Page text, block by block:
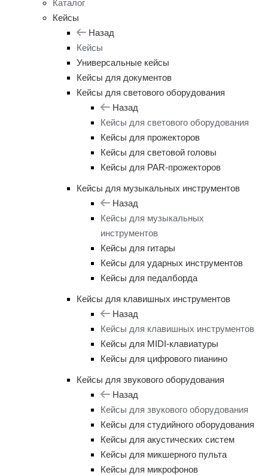
Каталог
Кейсы
Назад
Кейсы
Универсальные кейсы
Кейсы для документов
Кейсы для светового оборудования
Назад
Кейсы для светового оборудования
Кейсы для прожекторов
Кейсы для световой головы
Кейсы для PAR-прожекторов
Кейсы для музыкальных инструментов
Назад
Кейсы для музыкальных
инструментов
Кейсы для гитары
Кейсы для ударных инструментов
Кейсы для педалборда
Кейсы для клавишных инструментов
Назад
Кейсы для клавишных инструментов
Кейсы для MIDI-клавиатуры
Кейсы для цифрового пианино
Кейсы для звукового оборудования
Назад
Кейсы для звукового оборудования
Кейсы для студийного оборудования
Кейсы для акустических систем
Кейсы для микшерного пульта
Кейсы для микрофонов